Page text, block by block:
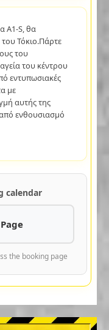
A1-S, θα
Τόκιο.Πάρτε
του
του κέντρου
εντυπωσιακές
με
αυτής της
από ενθουσιασμό
calendar
the booking page